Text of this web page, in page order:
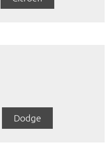
Dodge